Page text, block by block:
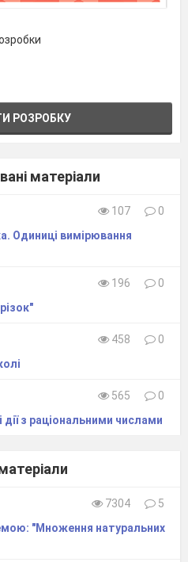
РОЗРОБКУ
матеріали
107
0
Одиниці вимірювання
196
0
458
0
565
0
дії з раціональними числами
7304
5
"Множення натуральних